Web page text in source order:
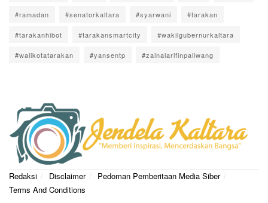
#ramadan #senatorkaltara #syarwani #tarakan
#tarakanhibot #tarakansmartcity #wakilgubernurkaltara
#walikotatarakan #yansentp #zainalarifinpaliwang
Redaksi Disclaimer
Pedoman Pemberitaan Media Siber
Terms And Conditions